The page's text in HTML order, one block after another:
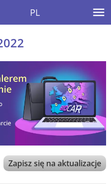
PL
Zapisz się na aktualizacje